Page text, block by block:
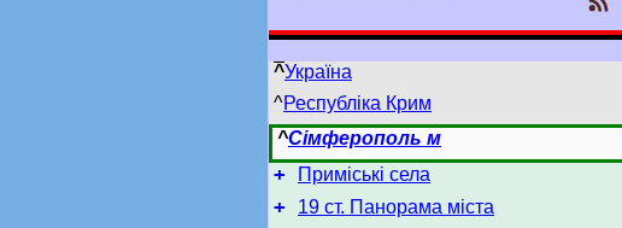
^Україна
^Республіка Крим
^Сімферополь м
+ Приміські села
+
19 ст. Панорама міста